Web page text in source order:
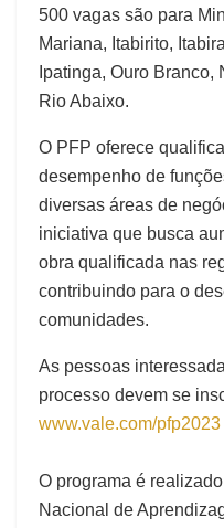
500 vagas são para
Mariana, Itabirito,
Ipatinga, Ouro
Rio Abaixo.
O PFP oferece
desempenho de
diversas áreas de
iniciativa que busca
obra qualificada nas
contribuindo para o
comunidades.
As pessoas
processo devem se
www.vale.com/pfp2023
O programa é
Nacional de